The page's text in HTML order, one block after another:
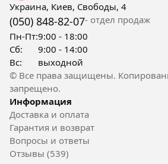
Украина, Киев, Свободы, 4
(050) 848-82-07- отдел продаж
Пн-Пт:9:00 - 18:00
Сб:
9:00 - 14:00
Вс:
выходной
© Все права защищены.
запрещено.
Информация
Доставка и оплата
Гарантия и возврат
Вопросы и ответы
Отзывы (539)